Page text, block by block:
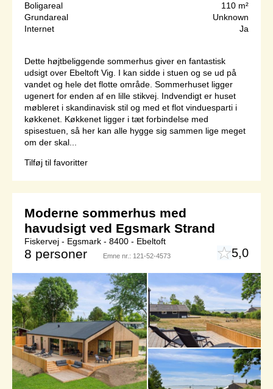
Boligareal
110 m²
Grundareal
Unknown
Internet
Ja
Dette højtbeliggende sommerhus giver en fantastisk
udsigt over Ebeltoft Vig. I kan sidde i stuen og se ud på
vandet og hele det flotte område. Sommerhuset ligger
ugenert for enden af en lille stikvej. Indvendigt er huset
møbleret i skandinavisk stil og med et flot vinduesparti i
køkkenet. Køkkenet ligger i tæt forbindelse med
spisestuen, så her kan alle hygge sig sammen lige meget
om der skal...
Tilføj til favoritter
Moderne sommerhus med
havudsigt ved Egsmark Strand
Fiskervej - Egsmark - 8400 - Ebeltoft
8 personer Emne nr.: 121-52-4573 5,0